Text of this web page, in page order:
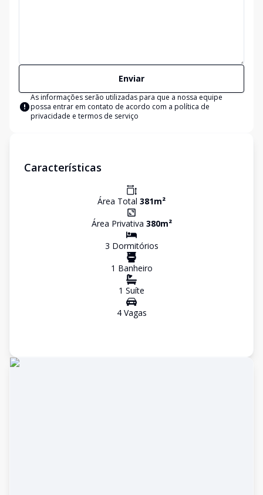
Enviar
As informações serão utilizadas para que a nossa equipe
possa entrar em contato de acordo com a política de
privacidade e termos de serviço
Características
Área Total 381m²
Área Privativa 380m²
3 Dormitórios
1 Banheiro
1 Suíte
4Vagas